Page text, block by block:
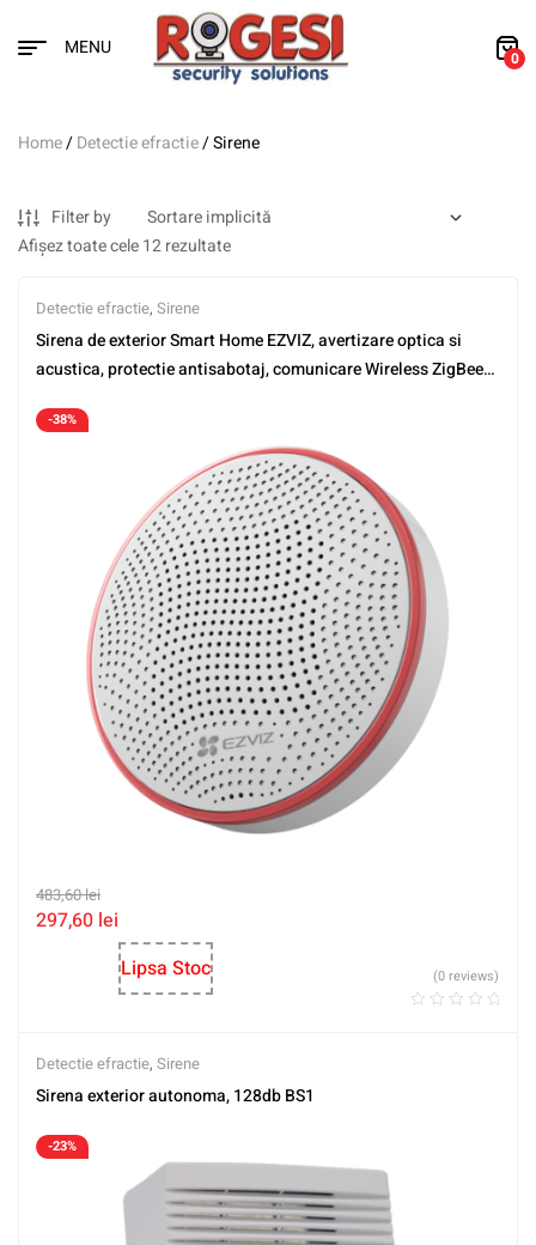
MENU 0
Home/Detectie efractie/ Sirene
Filter by
Afișez toate cele 12 rezultate
Detectie efractie, Sirene
Sirena de exterior Smart Home EZVIZ, avertizare optica si
acustica, protectie antisabotaj, comunicare Wireless ZigBee
-38%
483,60lei
297,60 lei
Lipsa Stoc
(0 reviews)
Detectie efractie, Sirene
Sirena exterior autonoma, 128db BS1
-23%